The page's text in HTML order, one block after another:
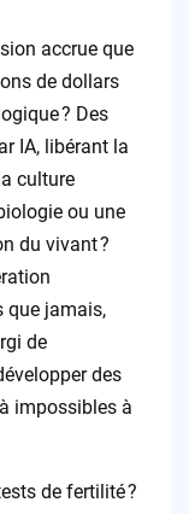
accrue que
de dollars
? Des
IA, libérant la
culture
ou une
du vivant ?
que jamais,
de
des
impossibles à
de fertilité ?